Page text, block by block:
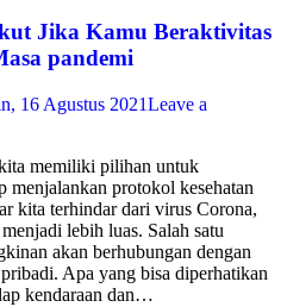
Jika Kamu Beraktivitas
pandemi
16 Agustus 2021Leave a
memiliki pilihan untuk
menjalankan protokol kesehatan
kita terhindar dari virus Corona,
lebih luas. Salah satu
akan berhubungan dengan
Apa yang bisa diperhatikan
kendaraan dan…